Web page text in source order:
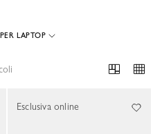
LAPTOP
Esclusiva online